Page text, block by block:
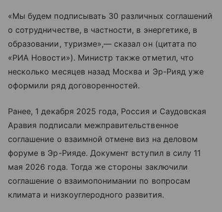
«Мы будем подписывать 30 различных соглашений
о сотрудничестве, в частности, в энергетике, в
образовании, туризме»,— сказал он (цитата по
«РИА Новости»). Министр также отметил, что
несколько месяцев назад Москва и Эр-Рияд уже
оформили ряд договоренностей.
Ранее, 1 декабря 2025 года, Россия и Саудовская
Аравия подписали межправительственное
соглашение о взаимной отмене виз на деловом
форуме в Эр-Рияде. Документ вступил в силу 11
мая 2026 года. Тогда же стороны заключили
соглашение о взаимопонимании по вопросам
климата и низкоуглеродного развития.